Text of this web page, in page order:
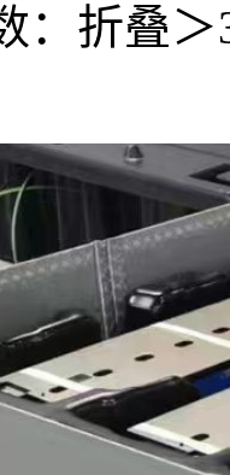
：折叠＞